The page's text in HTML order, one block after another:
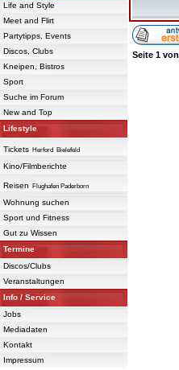
Life and Style
Meet and Flirt
Partytipps, Events
Discos, Clubs
Kneipen, Bistros
Sport
Suche im Forum
New and Top
Lifestyle
Tickets Herford Bielefeld
Kino/Filmberichte
Reisen Flughafen Paderborn
Wohnung suchen
Sport und Fitness
Gut zu Wissen
Termine
Discos/Clubs
Veranstaltungen
Info / Service
Jobs
Mediadaten
Kontakt
Impressum
Seite 1 von